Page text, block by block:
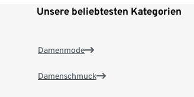
Unsere beliebtesten Kategorien
Damenmode
Damenschmuck